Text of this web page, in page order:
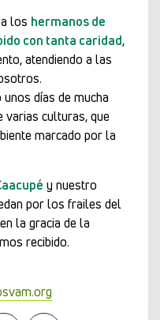
los hermanos de
con tanta caridad,
atendiendo a las
días de mucha
varias culturas, que
marcado por la
y nuestro
por los frailes del
la gracia de la
recibido.